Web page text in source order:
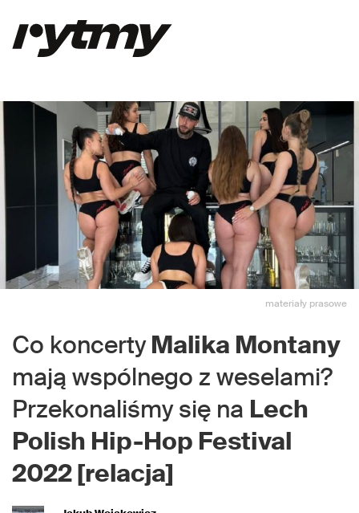
materiały prasowe
Co koncertyMalika Montany
mają wspólnego z weselami?
Przekonaliśmy się na Lech
Polish Hip-Hop Festival
2022 [relacja]